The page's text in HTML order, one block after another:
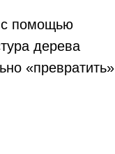
с помощью
дерева
«превратить»